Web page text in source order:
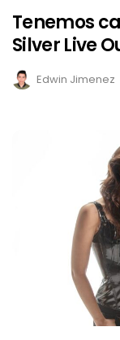
Tenemos
Silver Live
Edwin Jimenez